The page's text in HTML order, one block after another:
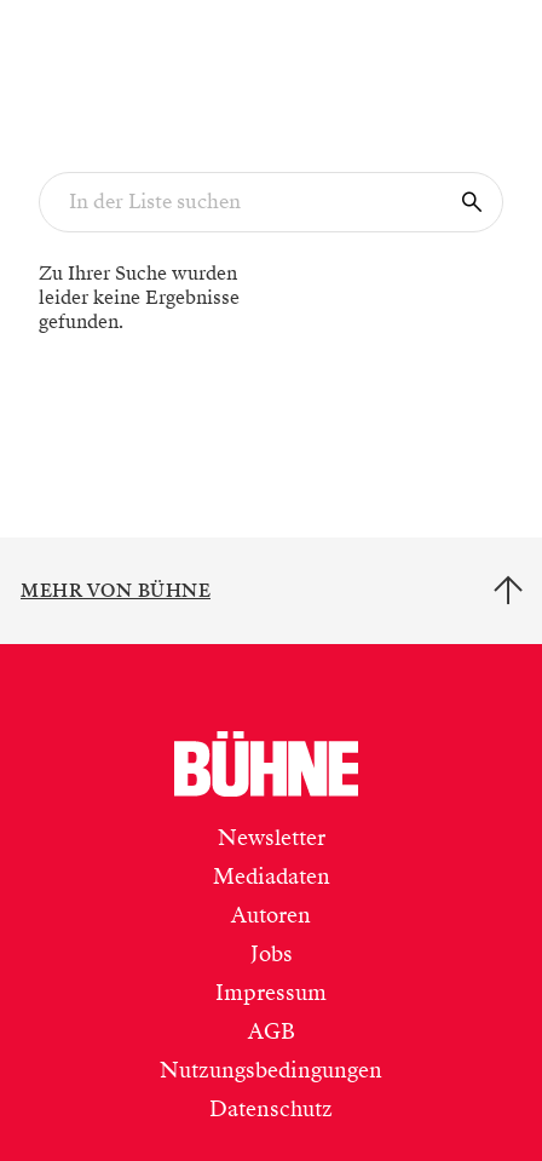
Zu Ihrer Suche wurden
leider keine Ergebnisse
gefunden.
MEHR VON BÜHNE
Newsletter
Mediadaten
Autoren
Jobs
Impressum
AGB
Nutzungsbedingungen
Datenschutz